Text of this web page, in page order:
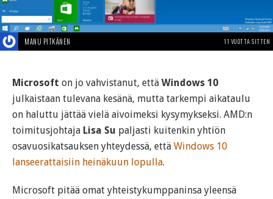
MANU PITKÄNEN 11 VUOTTA SITTEN
Microsoft on jo vahvistanut, että Windows 10
julkaistaan tulevana kesänä, mutta tarkempi aikataulu
on haluttu jättää vielä aivoimeksi kysymykseksi. AMD:n
toimitusjohtaja Lisa Su paljasti kuitenkin yhtiön
osavuosikatsauksen yhteydessä, että Windows 10
lanseerattaisiin heinäkuun lopulla.
Microsoft pitää omat yhteistykumppaninsa yleensä